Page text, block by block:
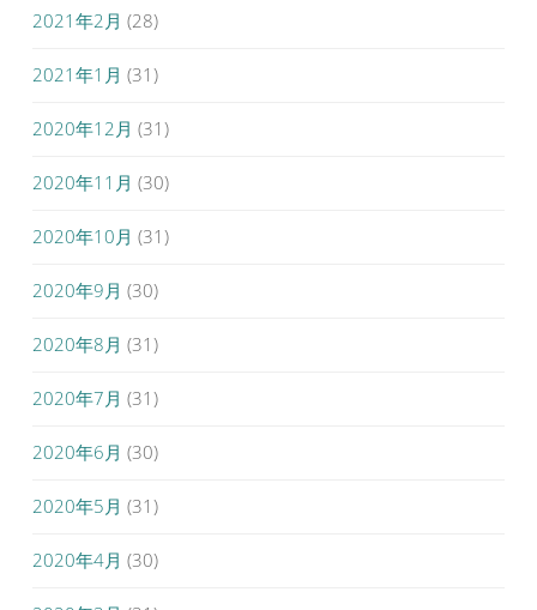
2021年2月 (28)
2021年1月 (31)
2020年12月 (31)
2020年11月 (30)
2020年10月 (31)
2020年9月 (30)
2020年8月 (31)
2020年7月 (31)
2020年6月 (30)
2020年5月 (31)
2020年4月 (30)